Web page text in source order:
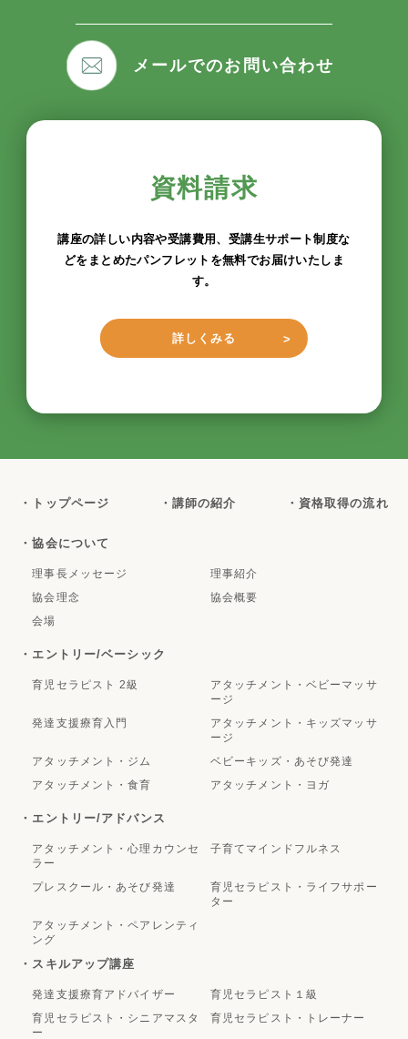
メールでのお問い合わせ
資料請求
講座の詳しい内容や受講費用、受講生サポート制度な
どをまとめたパンフレットを無料でお届けいたしま
す。
詳しくみる
・トップページ ・講師の紹介 ・資格取得の流れ
・協会について
理事長メッセージ
理事紹介
協会理念
協会概要
会場
・エントリー/ベーシック
育児セラピスト 2級
アタッチメント・ベビーマッサ
ージ
発達支援療育入門
アタッチメント・キッズマッサ
ージ
アタッチメント・ジム
ベビーキッズ・あそび発達
アタッチメント・食育
アタッチメント・ヨガ
・エントリー/アドバンス
アタッチメント・心理カウンセ
ラー
子育てマインドフルネス
プレスクール・あそび発達
育児セラピスト・ライフサポー
ター
アタッチメント・ペアレンティ
ング
・スキルアップ講座
発達支援療育アドバイザー
育児セラピスト１級
育児セラピスト・シニアマスタ
ー
育児セラピスト・トレーナー